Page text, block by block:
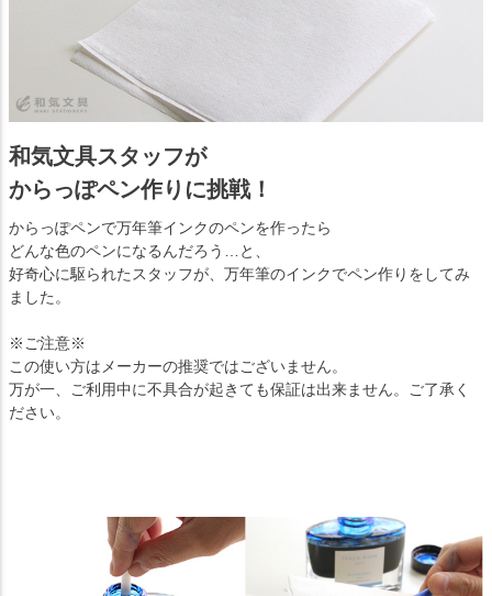
和気文具スタッフが
からっぽペン作りに挑戦！
からっぽペンで万年筆インクのペンを作ったら
どんな色のペンになるんだろう…と、
好奇心に駆られたスタッフが、万年筆のインクでペン作りをしてみ
ました。
※ご注意※
この使い方はメーカーの推奨ではございません。
万が一、ご利用中に不具合が起きても保証は出来ません。ご了承く
ださい。